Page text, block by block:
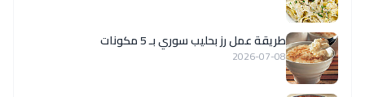
طريقة عمل رز بحليب سوري بـ 5 مكونات
2026-07-08